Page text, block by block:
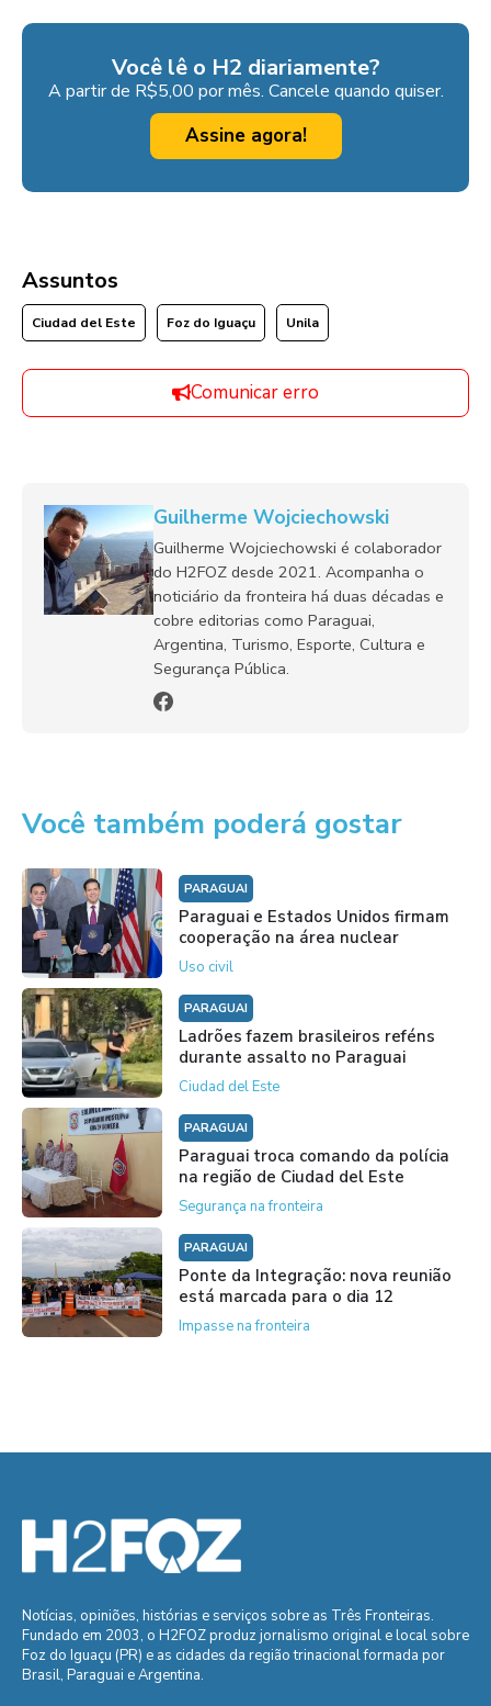
Você lê o H2 diariamente?
A partir de R$5,00 por mês. Cancele quando quiser.
Assine agora!
Assuntos
Ciudad del Este Foz do Iguaçu Unila
Comunicar erro
Guilherme Wojciechowski
Guilherme Wojciechowski é colaborador
do H2FOZ desde 2021. Acompanha o
noticiário da fronteira há duas décadas e
cobre editorias como Paraguai,
Argentina, Turismo, Esporte, Cultura e
Segurança Pública.
Você também poderá gostar
PARAGUAI
Paraguai e Estados Unidos firmam
cooperação na área nuclear
Uso civil
PARAGUAI
Ladrões fazem brasileiros reféns
durante assalto no Paraguai
Ciudad del Este
PARAGUAI
Paraguai troca comando da polícia
na região de Ciudad del Este
Segurança na fronteira
PARAGUAI
Ponte da Integração: nova reunião
está marcada para o dia 12
Impasse na fronteira
Notícias, opiniões, histórias e serviços sobre as Três Fronteiras.
Fundado em 2003, o H2FOZ produz jornalismo original e local sobre
Foz do Iguaçu (PR) e as cidades da região trinacional formada por
Brasil, Paraguai e Argentina.